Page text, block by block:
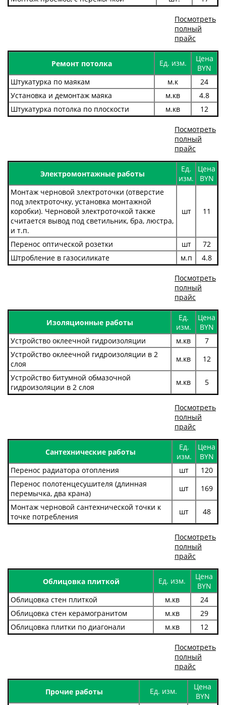
Посмотреть
полный
прайс
Ремонт потолка Ед. изм.
Цена
BYN
Штукатурка по маякам
м.к
24
Установка и демонтаж маяка
м.кв
4.8
Штукатурка потолка по плоскости
м.кв 12
Посмотреть
полный
прайс
Электромонтажные работы
Ед.
изм.
Цена
BYN
Монтаж черновой злектроточки (отверстие
под электроточку, установка монтажной
коробки). Черновой электроточкой также
считается вывод под светильник, бра, люстра,
и т.п.
шт 11
Перенос оптической розетки шт
72
Штробление в газосиликате
м.п 4.8
Посмотреть
полный
прайс
Изоляционные работы
Ед.
изм.
Цена
BYN
Устройство оклеечной гидроизоляции
м.кв
7
Устройство оклеечной гидроизоляции в 2
слоя
м.кв
12
Устройство битумной обмазочной
гидроизоляции в 2 слоя
м.кв 5
Посмотреть
полный
прайс
Сантехнические работы
Ед.
изм.
Цена
BYN
Перенос радиатора отопления
шт
120
Перенос полотенцесушителя (длинная
перемычка, два крана)
шт
169
Монтаж черновой сантехнической точки к
точке потребления
шт 48
Посмотреть
полный
прайс
Облицовка плиткой Ед. изм.
Цена
BYN
Облицовка стен плиткой
м.кв
24
Облицовка стен керамогранитом
м.кв
29
Облицовка плитки по диагонали
м.кв 12
Посмотреть
полный
прайс
Прочие работы Ед. изм.
Цена
BYN